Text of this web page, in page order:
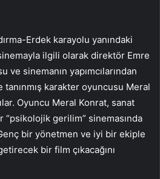
Erdek karayolu yanındaki
ilgili olarak direktör Emre
sinemanın yapımcılarından
karakter oyuncusu Meral
Oyuncu Meral Konrat, sanat
“psikolojik gerilim” sinemasında
bir yönetmen ve iyi bir ekiple
bir film çıkacağını